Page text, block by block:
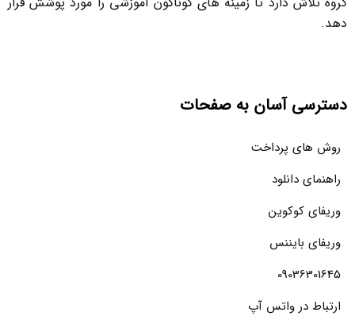
دهد.
دسترسی آسان به صفحات
روش های پرداخت
راهنمای دانلود
وریفای کوکوین
وریفای بایننس
09036301645
ارتباط در واتس آپ